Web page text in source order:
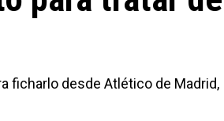
ficharlo desde Atlético de Madrid,